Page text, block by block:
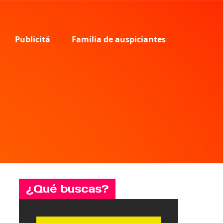
Publicitá Familia de auspiciantes
¿Qué buscas?